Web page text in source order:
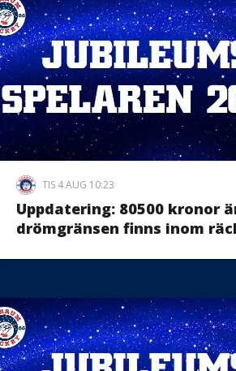
TIS 4 AUG 10:23
Uppdatering: 80500 kronor
drömgränsen finns inom